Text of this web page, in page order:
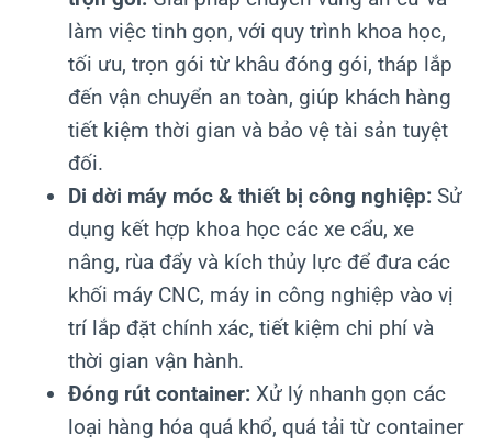
làm việc tinh gọn, với quy trình khoa học,
tối ưu, trọn gói từ khâu đóng gói, tháp lắp
đến vận chuyển an toàn, giúp khách hàng
tiết kiệm thời gian và bảo vệ tài sản tuyệt
đối.
Di dời máy móc & thiết bị công nghiệp: Sử
dụng kết hợp khoa học các xe cẩu, xe
nâng, rùa đẩy và kích thủy lực để đưa các
khối máy CNC, máy in công nghiệp vào vị
trí lắp đặt chính xác, tiết kiệm chi phí và
thời gian vận hành.
Đóng rút container: Xử lý nhanh gọn các
loại hàng hóa quá khổ, quá tải từ container